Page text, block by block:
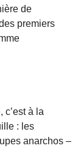
de
premiers
à la
: les
anarchos –